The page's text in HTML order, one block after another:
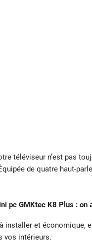
téléviseur n’est pas
de quatre haut-
pc GMKtec K8 Plus : on
installer et économique,
vos intérieurs.